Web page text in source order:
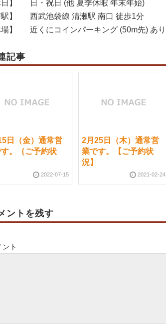
】
日・祝日 (他 夏季休暇 年末年始)
】
西武池袋線 清瀬駅 南口 徒歩1分
】
近くにコインパーキング (50m先) あり
記事
日（金）通常営
。｛ご予約状
2022-07-15
2月25日（木）通常営
業です。【ご予約状
況】
2021-02-24
ントを残す
ント